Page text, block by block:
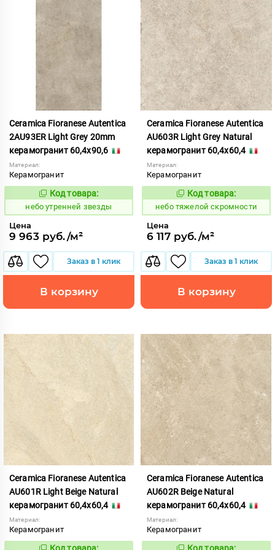
Ceramica Fioranese Autentica
2AU93ER Light Grey 20mm
керамогранит 60,4x90,6
Материал:
Керамогранит
1123029
Код товара:
небо утренней звезды
Цена
9 963 руб./м²
Заказ в 1 клик
В корзину
Ceramica Fioranese Autentica
AU603R Light Grey Natural
керамогранит 60,4x60,4
Материал:
Керамогранит
1122843
Код товара:
небо тяжелой скромности
Цена
6 117 руб./м²
Заказ в 1 клик
В корзину
Ceramica Fioranese Autentica
AU601R Light Beige Natural
керамогранит 60,4x60,4
Материал:
Керамогранит
Ceramica Fioranese Autentica
AU602R Beige Natural
керамогранит 60,4x60,4
Материал:
Керамогранит